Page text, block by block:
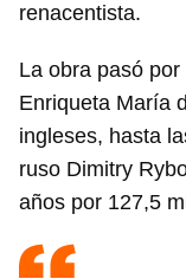
renacentista.
La obra pasó
Enriqueta María
ingleses, hasta
ruso Dimitry
años por 127,5